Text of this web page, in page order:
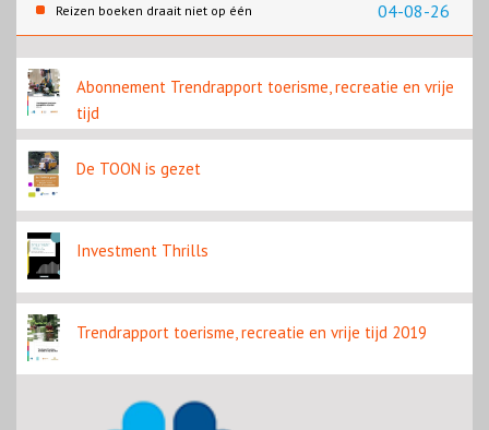
slaapplaatsen
04-08-26
Reizen boeken draait niet op één
contentbron
Abonnement Trendrapport toerisme, recreatie en vrije
tijd
De TOON is gezet
Investment Thrills
Trendrapport toerisme, recreatie en vrije tijd 2019